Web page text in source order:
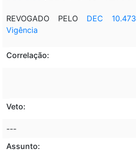
REVOGADO PELO DEC 10.473
Vigência
Correlação:
Veto:
---
Assunto: